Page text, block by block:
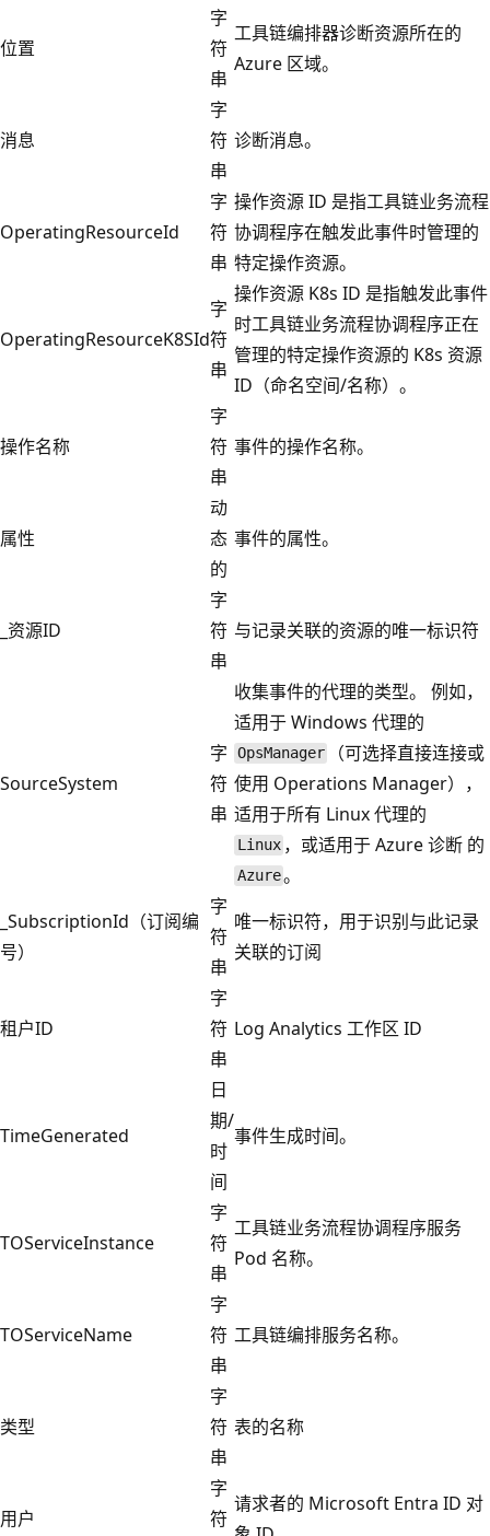
位置
字
符
串
工具链编排器诊断资源所在的
Azure 区域。
消息
字
符
串
诊断消息。
OperatingResourceId
字
符
串
操作资源 ID 是指工具链业务流程
协调程序在触发此事件时管理的
特定操作资源。
OperatingResourceK8SId
字
符
串
操作资源 K8s ID 是指触发此事件
时工具链业务流程协调程序正在
管理的特定操作资源的 K8s 资源
ID（命名空间/名称）。
操作名称
字
符
串
事件的操作名称。
属性
动
态
的
事件的属性。
_资源ID
字
符
串
与记录关联的资源的唯一标识符
SourceSystem
字
符
串
收集事件的代理的类型。 例如，
适用于 Windows 代理的
OpsManager
（可选择直接连接或
使用 Operations Manager），
适用于所有 Linux 代理的
Linux ，或适用于 Azure 诊断 的
Azure。
_SubscriptionId（订阅编
号）
字
符
串
唯一标识符，用于识别与此记录
关联的订阅
租户ID
字
符
串
Log Analytics 工作区 ID
TimeGenerated
日
期/
时
间
事件生成时间。
TOServiceInstance
字
符
串
工具链业务流程协调程序服务
Pod 名称。
TOServiceName
字
符
串
工具链编排服务名称。
类型
字
符
串
表的名称
用户
字
符
请求者的 Microsoft Entra ID 对